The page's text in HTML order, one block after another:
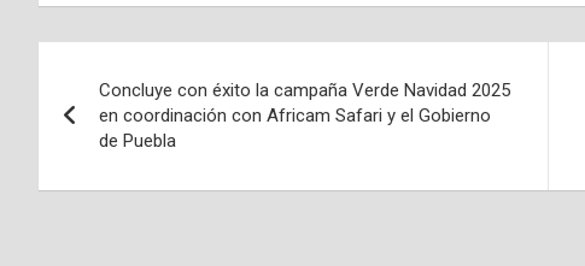
de
Concluye con éxito la campaña Verde Navidad 2025
en coordinación con Africam Safari y el Gobierno
de Puebla